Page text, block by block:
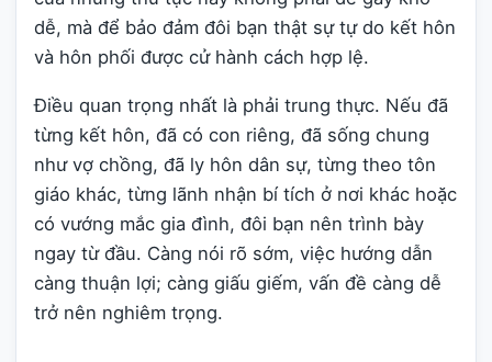
dễ, mà để bảo đảm đôi bạn thật sự tự do kết hôn
và hôn phối được cử hành cách hợp lệ.
Điều quan trọng nhất là phải trung thực. Nếu đã
từng kết hôn, đã có con riêng, đã sống chung
như vợ chồng, đã ly hôn dân sự, từng theo tôn
giáo khác, từng lãnh nhận bí tích ở nơi khác hoặc
có vướng mắc gia đình, đôi bạn nên trình bày
ngay từ đầu. Càng nói rõ sớm, việc hướng dẫn
càng thuận lợi; càng giấu giếm, vấn đề càng dễ
trở nên nghiêm trọng.